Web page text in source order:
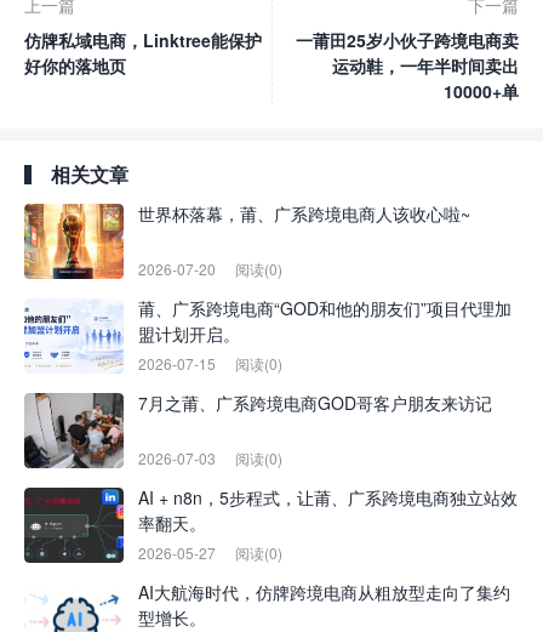
上一篇
仿牌私域电商，Linktree能保护
好你的落地页
下一篇
一莆田25岁小伙子跨境电商卖
运动鞋，一年半时间卖出
10000+单
相关文章
世界杯落幕，莆、广系跨境电商人该收心啦~
2026-07-20 阅读(0)
莆、广系跨境电商“GOD和他的朋友们”项目代理加
盟计划开启。
2026-07-15 阅读(0)
7月之莆、广系跨境电商GOD哥客户朋友来访记
2026-07-03 阅读(0)
AI + n8n，5步程式，让莆、广系跨境电商独立站效
率翻天。
2026-05-27 阅读(0)
AI大航海时代，仿牌跨境电商从粗放型走向了集约
型增长。